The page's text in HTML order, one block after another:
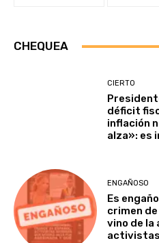
CHEQUEA
CIERTO
déficit
inflación
alza»: es
ENGAÑOSO
Es
crimen de
vino de la
activistas